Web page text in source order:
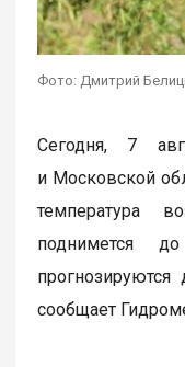
Фото: Дмитрий
Сегодня, 7
и Московской
температура
поднимется
сообщает